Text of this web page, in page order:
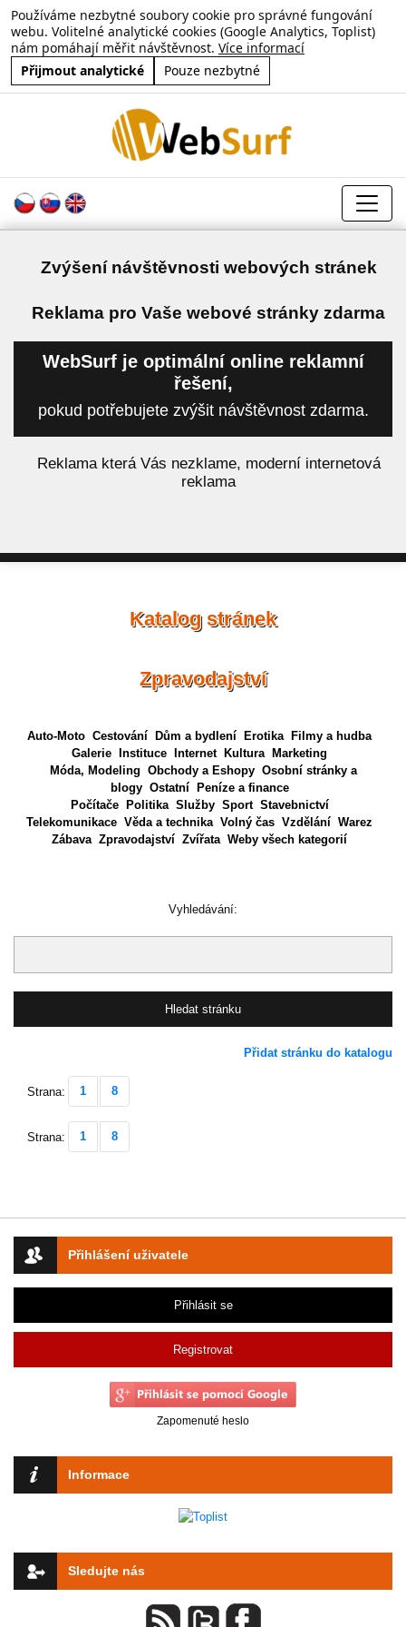
Používáme nezbytné soubory cookie pro správné fungování
webu. Volitelné analytické cookies (Google Analytics, Toplist)
nám pomáhají měřit návštěvnost. Více informací
Přijmout analytické
Pouze nezbytné
Zvýšení návštěvnosti webových stránek
Reklama pro Vaše webové stránky zdarma
WebSurf je optimální online reklamní
řešení,
pokud potřebujete zvýšit návštěvnost zdarma.
Reklama která Vás nezklame, moderní internetová
reklama
Přihlášení uživatele
Přihlásit se
Registrovat
Zapomenuté heslo
Informace
Sledujte nás
Katalog stránek
Zpravodajství
Auto-Moto Cestování Dům a bydlení Erotika
Filmy a hudba
Galerie
Instituce Internet Kultura
Marketing
Móda, Modeling Obchody a Eshopy Osobní stránky a
blogy Ostatní
Peníze a finance
Počítače
Politika Služby Sport Stavebnictví
Telekomunikace Věda a technika Volný čas Vzdělání Warez
Zábava Zpravodajství Zvířata Weby všech kategorií
Vyhledávání:
Přidat stránku do katalogu
Strana: 1 8
Strana: 1 8